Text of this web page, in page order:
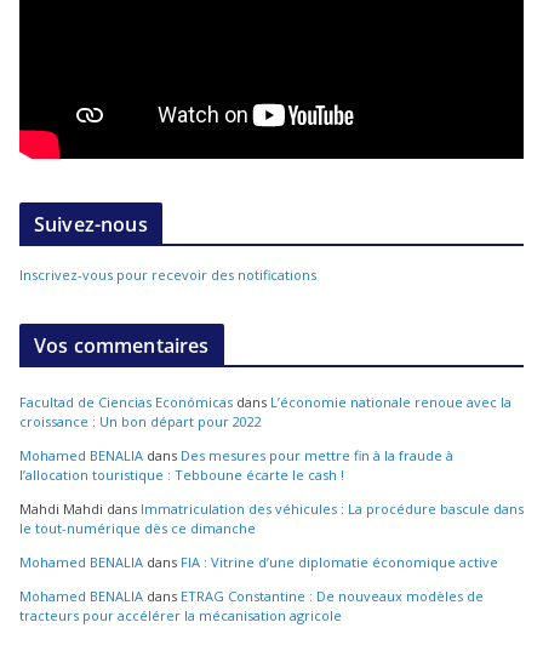
Suivez-nous
Inscrivez-vous pour recevoir des notifications
Vos commentaires
Facultad de Ciencias Económicas dans L’économie nationale renoue avec la
croissance : Un bon départ pour 2022
Mohamed BENALIA dans Des mesures pour mettre fin à la fraude à
l’allocation touristique : Tebboune écarte le cash !
Mahdi Mahdi dans Immatriculation des véhicules : La procédure bascule dans
le tout-numérique dès ce dimanche
Mohamed BENALIA dans FIA : Vitrine d’une diplomatie économique active
Mohamed BENALIA dans ETRAG Constantine : De nouveaux modèles de
tracteurs pour accélérer la mécanisation agricole